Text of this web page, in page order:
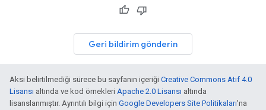
Geri bildirim gönderin
Aksi belirtilmediği sürece bu sayfanın içeriği Creative Commons Atıf 4.0
Lisansı altında ve kod örnekleri Apache 2.0 Lisansı altında
lisanslanmıştır. Ayrıntılı bilgi için Google Developers Site Politikaları'na